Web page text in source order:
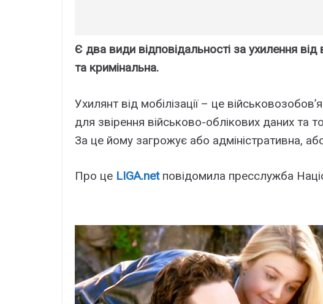
Є два види відповідальності за ухилення
та кримінальна.
Ухилянт від мобілізації – це
для звірення військово-облікових даних та
За це йому загрожує або адміністративна,
Про це LIGA.netповідомила пресслужба